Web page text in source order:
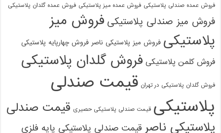
فروش عمده صندلی پلاستیکی فروش عمده میز پلاستیکی فروش عمده گلدان پلاستیکی
فروش میز صندلی پلاستیکی فروش میز
پلاستیکی فروش میز پلاستیکی ناصر فروش چهارپایه پلاستیکی
فروش کلمن پلاستیکی فروش گلدان پلاستیکی
فروش گلدان پلاستیکی در تهران قیمت صندلی
پلاستیکی قیمت صندلی پلاستیکی حصیری قیمت صندلی
پلاستیکی ناصر قیمت صندلی پلاستیکی پایه فلزی